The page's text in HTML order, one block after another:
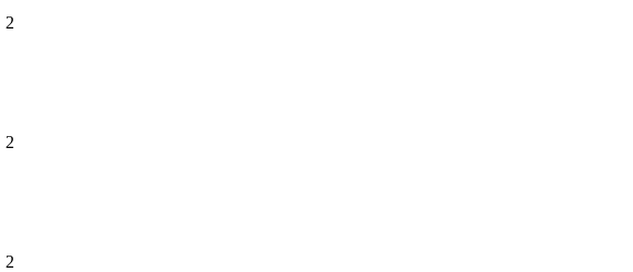
2
2
2